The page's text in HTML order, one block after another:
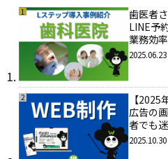
1
歯医者
LINE予
業務効
2025.06.23
2
【
広告の
者でも
2025.10.30